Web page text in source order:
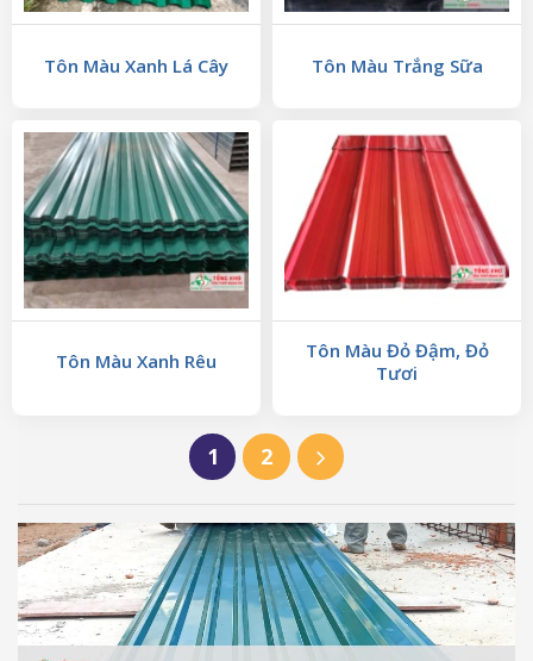
Tôn Màu Xanh Lá Cây Tôn Màu Trắng Sữa
Tôn Màu Xanh Rêu
Tôn Màu Đỏ Đậm, Đỏ
Tươi
1 2